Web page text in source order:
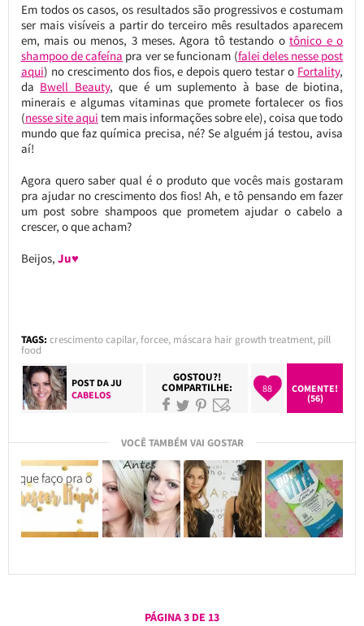
Em todos os casos, os resultados são progressivos e costumam
ser mais visíveis a partir do terceiro mês resultados aparecem
em, mais ou menos, 3 meses. Agora tô testando otônico e o
shampoo de cafeína pra ver se funcionam (falei deles nesse post
aqui) no crescimento dos fios, e depois quero testar o Fortality,
da Bwell Beauty, que é um suplemento à base de biotina,
minerais e algumas vitaminas que promete fortalecer os fios
(nesse site aqui tem mais informações sobre ele), coisa que todo
mundo que faz química precisa, né? Se alguém já testou, avisa
aí!
Agora quero saber qual é o produto que vocês mais gostaram
pra ajudar no crescimento dos fios! Ah, e tô pensando em fazer
um post sobre shampoos que prometem ajudar o cabelo a
crescer, o que acham?
Beijos, Ju♥
TAGS: crescimento capilar,forcee, máscara hair growth treatment, pill
food
POST DAJU
CABELOS
GOSTOU?!
COMPARTILHE: 88
COMENTE!
(56)
VOCÊ TAMBÉM VAI GOSTAR
PÁGINA 3 DE 13